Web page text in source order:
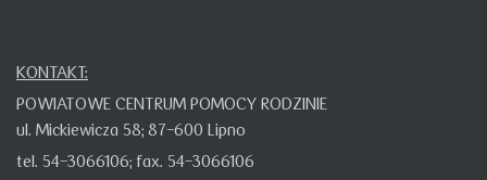
KONTAKT:
POWIATOWE CENTRUM POMOCY RODZINIE
ul. Mickiewicza 58; 87-600 Lipno
tel. 54-3066106; fax. 54-3066106